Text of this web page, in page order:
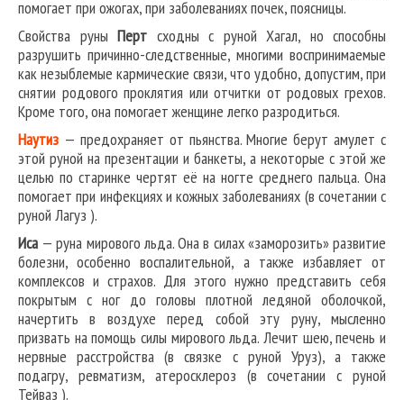
помогает при ожогах, при заболеваниях почек, поясницы.
Свойства руны Перт сходны с руной Хагал, но способны
разрушить причинно-следственные, многими воспринимаемые
как незыблемые кармические связи, что удобно, допустим, при
снятии родового проклятия или отчитки от родовых грехов.
Кроме того, она помогает женщине легко разродиться.
Наутиз — предохраняет от пьянства. Многие берут амулет с
этой руной на презентации и банкеты, а некоторые с этой же
целью по старинке чертят её на ногте среднего пальца. Она
помогает при инфекциях и кожных заболеваниях (в сочетании с
руной Лагуз ).
Иса — руна мирового льда. Она в силах «заморозить» развитие
болезни, особенно воспалительной, а также избавляет от
комплексов и страхов. Для этого нужно представить себя
покрытым с ног до головы плотной ледяной оболочкой,
начертить в воздухе перед собой эту руну, мысленно
призвать на помощь силы мирового льда. Лечит шею, печень и
нервные расстройства (в связке с руной Уруз), а также
подагру, ревматизм, атеросклероз (в сочетании с руной
Тейваз ).